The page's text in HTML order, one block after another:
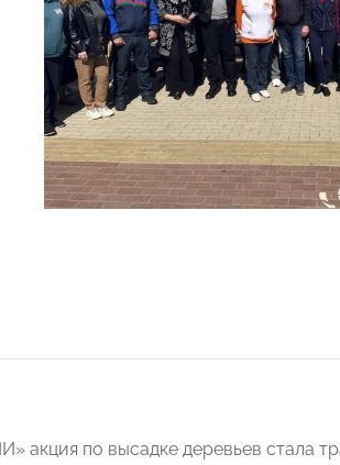
акция по высадке деревьев стала